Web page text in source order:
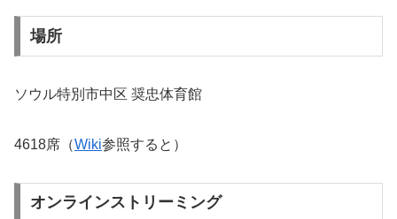
場所
ソウル特別市中区 奨忠体育館
4618席（Wiki参照すると）
オンラインストリーミング